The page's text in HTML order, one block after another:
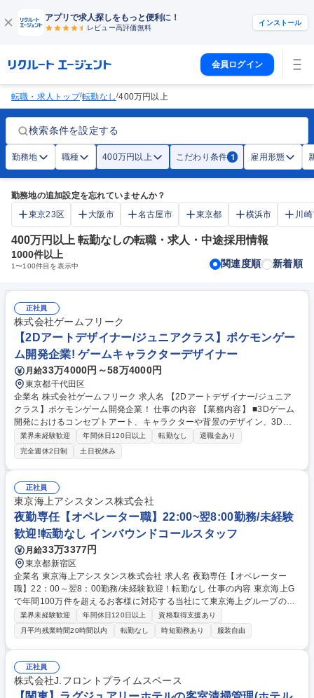
アプリで求人探しをもっと便利に！
レビュー高評価無料
インストール
会員ログイン
転職・求人トップ/転勤なし/400万円以上
検索条件を設定する
勤務地 職種 400万円以上 こだわり条件 1 雇用形態
勤務地の追加設定を忘れていませんか？
東京23区
大阪市 名古屋市 東京都 横浜市 川
400万円以上 転勤なしの転職・求人・中途採用情報
1000件以上
1〜100件目を表示中 関連度順 新着順
正社員
株式会社ゲームフリーク
【2Dアートデザイナー/ジュニアクラス】ポケモンゲー
ム開発企業! ゲームキャラクターデザイナー
月給33万4000円～58万4000円
東京都千代田区
企業名 株式会社ゲームフリーク 求人名 【2Dアートデザイナー/ジュニア
クラス】ポケモンゲーム開発企業！ 仕事の内容 【業務内容】 ■3Dゲーム
開発におけるコンセプトアート、キャラクターや背景のデザイン、3Dモ
デルを制作するための設定画の制作等。 【支給実績に基づく開発部モデル
年収】 ＜ディレクター＞ ～約2,300万円 ＜セクションディレクター＞ ～
約1,800万円 ・30代半ば：1,800万円 ・30代前半：1,500万円 募集職種
【2Dアートデザイナー/ジュニアクラス】ポケモンゲーム開発企業！
業界未経験歓迎 年間休日120日以上 転勤なし
退職金あり
完全週休2日制
土日祝休み
正社員
東京海上アシスタンス株式会社
夜勤専任【オペレーター職】22:00~翌8:00勤務/未経験
歓迎!転勤なし インバウンドコールスタッフ
月給33万3377円
東京都新宿区
企業名 東京海上アシスタンス株式会社 求人名 夜勤専任【オペレーター
職】22：00～翌8：00勤務/未経験歓迎！転勤なし 仕事の内容 東京海上G
で年間100万件を超えるお客様に対応する当社にて東京海上グループの自
動車保険加入者からの車に関するトラブル（自動車事故や故障等）のお電
話に対応していただきます。 【詳細】自動車の故障や事故に遭われたお客
様からお電話を受け、サービスの手配に必要な情報の収集を行います。ト
ークマニュアルに沿って状況を詳細にヒアリングを行っていただきます。
情報が揃い次第、ヒアリング内容を専用のシステムに入力し専門部署が修
理サービス・レッカー・レンタカーなどを手配します。★突然のトラブル
で不安に思われているお客様に対し、丁寧な対応と安心をお届けします！
業界未経験歓迎 年間休日120日以上
資格取得支援あり
月平均残業時間20時間以内
転勤なし 時短勤務あり 服装自由
正社員
株式会社J.フロントプライムスペース